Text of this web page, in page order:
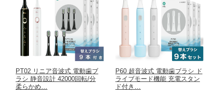
PT02 リニア音波式 電動歯ブ
ラシ 静音設計 42000回転/分
柔らかめ…
P60 超音波式 電動歯ブラシ ド
ライブモード機能 充電スタン
ド付き…